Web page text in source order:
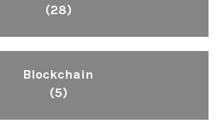
(28)
Blockchain
(5)